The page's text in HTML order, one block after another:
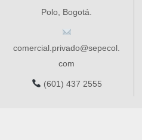
Polo, Bogotá.
comercial.privado@sepecol.
com
(601) 437 2555